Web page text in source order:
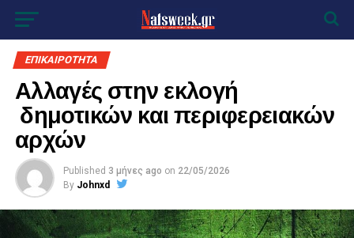
ΕΠΙΚΑΙΡΟΤΗΤΑ
Αλλαγές στην εκλογή
δημοτικών και περιφερειακών
αρχών
Published 3 μήνες ago on 22/05/2026
By Johnxd